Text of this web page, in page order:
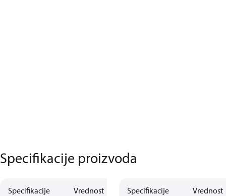
Specifikacije proizvoda
Specifikacije Vrednost Specifikacije Vrednost